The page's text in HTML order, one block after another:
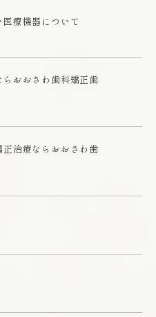
療機器について
おおさわ歯科矯正歯
治療ならおおさわ歯